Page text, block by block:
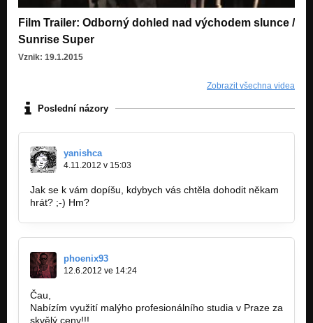
Film Trailer: Odborný dohled nad východem slunce /
Sunrise Super
Vznik: 19.1.2015
Zobrazit všechna videa
Poslední názory
yanishca
4.11.2012 v 15:03
Jak se k vám dopíšu, kdybych vás chtěla dohodit někam
hrát? ;-) Hm?
phoenix93
12.6.2012 ve 14:24
Čau,
Nabízím využití malýho profesionálního studia v Praze za
skvělý ceny!!!